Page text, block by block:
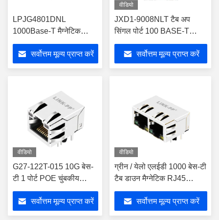
LPJG4801DNL
1000Base-T मैग्नेटिक
RJ45 कनेक्टर बिना LED के
सर्वोत्तम मूल्य प्राप्त करें
वीडियो
JXD1-9008NLT टैब अप
सिंगल पोर्ट 100 BASE-T
मैग्नेटिक RJ45 कनेक्टर 8P8C
G/Y LED के साथ
सर्वोत्तम मूल्य प्राप्त करें
वीडियो
G27-122T-015 10G बेस-
टी 1 पोर्ट POE चुंबकीय
RJ45 कनेक्टर टैब GY / GY
एलईडी के साथ परिरक्षित
सर्वोत्तम मूल्य प्राप्त करें
वीडियो
ग्रीन / येलो एलईडी 1000 बेस-टी
टैब डाउन मैग्नेटिक RJ45
कनेक्टर JXR8-1002NL 1x2
पोर्ट
सर्वोत्तम मूल्य प्राप्त करें